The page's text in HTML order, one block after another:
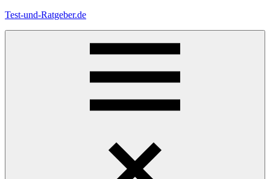
Zum
Test-und-Ratgeber.de